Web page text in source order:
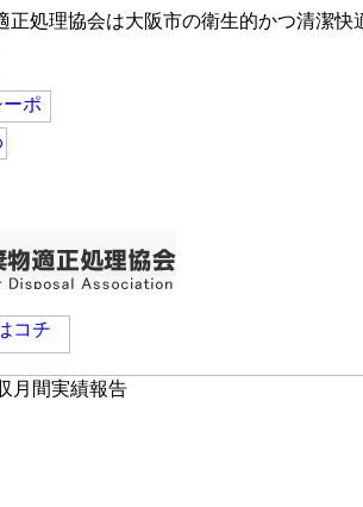
正処理協会は大阪市の衛生的かつ清潔